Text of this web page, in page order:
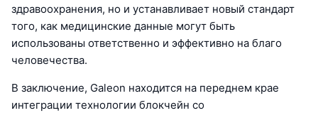
здравоохранения, но и устанавливает новый стандарт
того, как медицинские данные могут быть
использованы ответственно и эффективно на благо
человечества.
В заключение, Galeon находится на переднем крае
интеграции технологии блокчейн со